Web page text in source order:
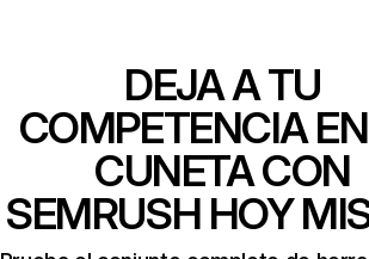
DEJA A TU
COMPETENCIA
CUNETA CON
SEMRUSH HOY